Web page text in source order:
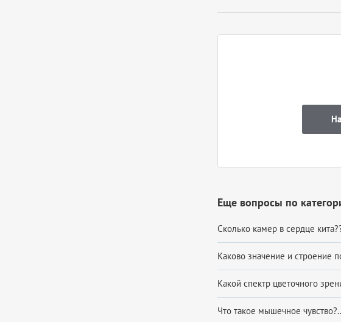
Еще вопросы по
Сколько камер в сердце
Каково значение и строение
Какой спектр цветочного
Что такое мышечное